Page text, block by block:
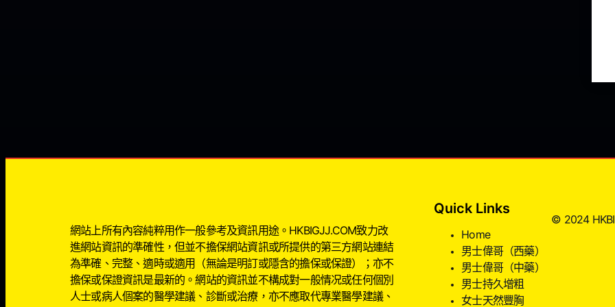
網站上所有內容純粹用作一般參考及資訊用途。HKBIGJJ.COM致力改
進網站資訊的準確性，但並不擔保網站資訊或所提供的第三方網站連結
為準確、完整、適時或適用（無論是明訂或隱含的擔保或保證）；亦不
擔保或保證資訊是最新的。網站的資訊並不構成對一般情况或任何個別
人士或病人個案的醫學建議、診斷或治療，亦不應取代專業醫學建議、
Quick Links
Home
男士偉哥（西藥）
男士偉哥（中藥）
男士持久增粗
女士天然豐胸
© 2024